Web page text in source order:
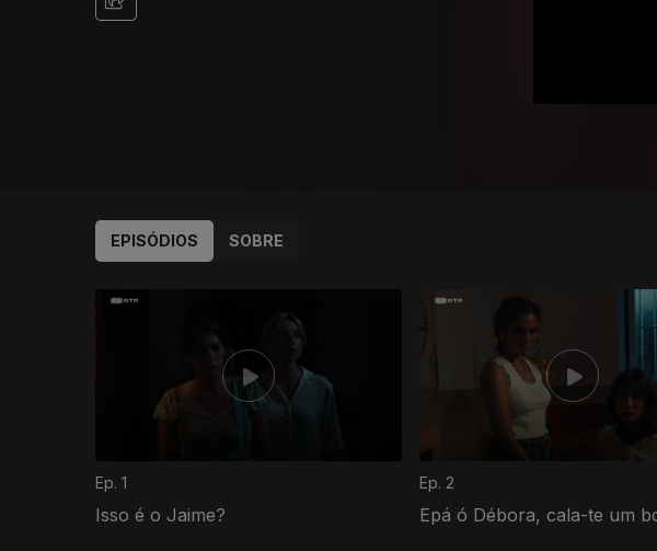
EPISÓDIOS SOBRE
Ep. 1
Isso é o Jaime?
Ep. 2
Epá ó Débora, cala-te um